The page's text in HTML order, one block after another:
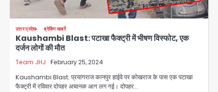
उत्तर प्रदेश ब्रेकिंग खबरें
Kaushambi Blast: पटाखा फैक्ट्री में भीषण विस्फोट, एक
दर्जन लोगों की मौत
Team JHJ February 25, 2024
Kaushambi Blast: प्रयागराज कानपुर हाईवे पर कोखराज के पास एक पटाखा
फैक्ट्री में रविवार दोपहर अचानक आग लग गई। दोपहर…
फरार आरोपी
Team JHJ
डबल मर्डर का मुख्य साजिशकर्ता क्राइम ब्रांच
के हत्थे